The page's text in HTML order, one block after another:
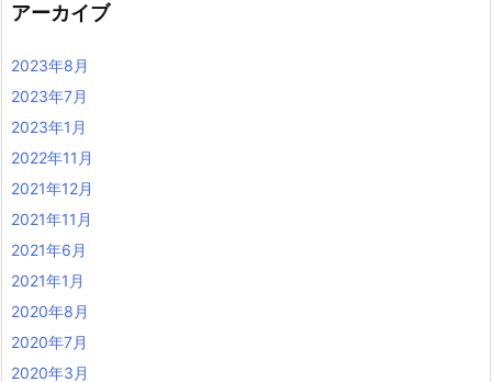
アーカイブ
2023年8月
2023年7月
2023年1月
2022年11月
2021年12月
2021年11月
2021年6月
2021年1月
2020年8月
2020年7月
2020年3月